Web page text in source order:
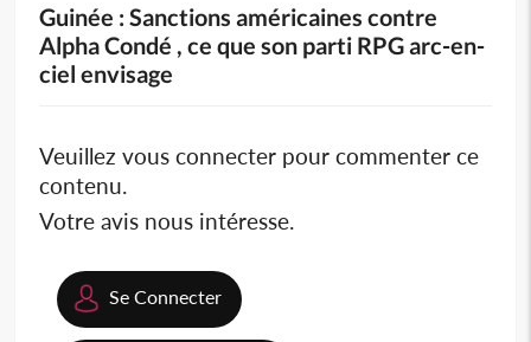
Guinée : Sanctions américaines contre
Alpha Condé , ce que son parti RPG arc-en-
ciel envisage
Veuillez vous connecter pour commenter ce
contenu.
Votre avis nous intéresse.
Se Connecter